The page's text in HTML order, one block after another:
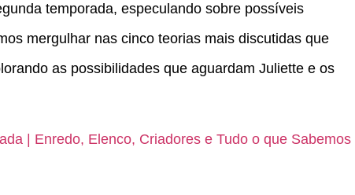
temporada, especulando sobre possíveis
mergulhar nas cinco teorias mais discutidas que
as possibilidades que aguardam Juliette e os
| Enredo, Elenco, Criadores e Tudo o que Sabemos